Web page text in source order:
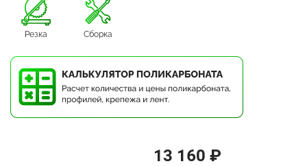
Резка Сборка
13 160 ₽